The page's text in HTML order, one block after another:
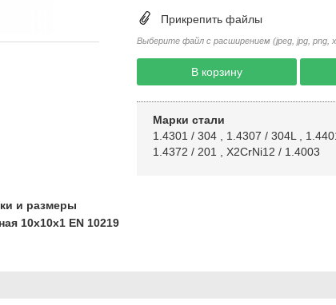
Прикрепить файлы
Выберите файл с расширением (jpeg, jpg, png,
В корзину
Марки стали
1.4301 / 304, 1.4307 / 304L
1.4372 / 201
X2CrNi12 / 1.4003
и размеры
10х10х1 EN 10219